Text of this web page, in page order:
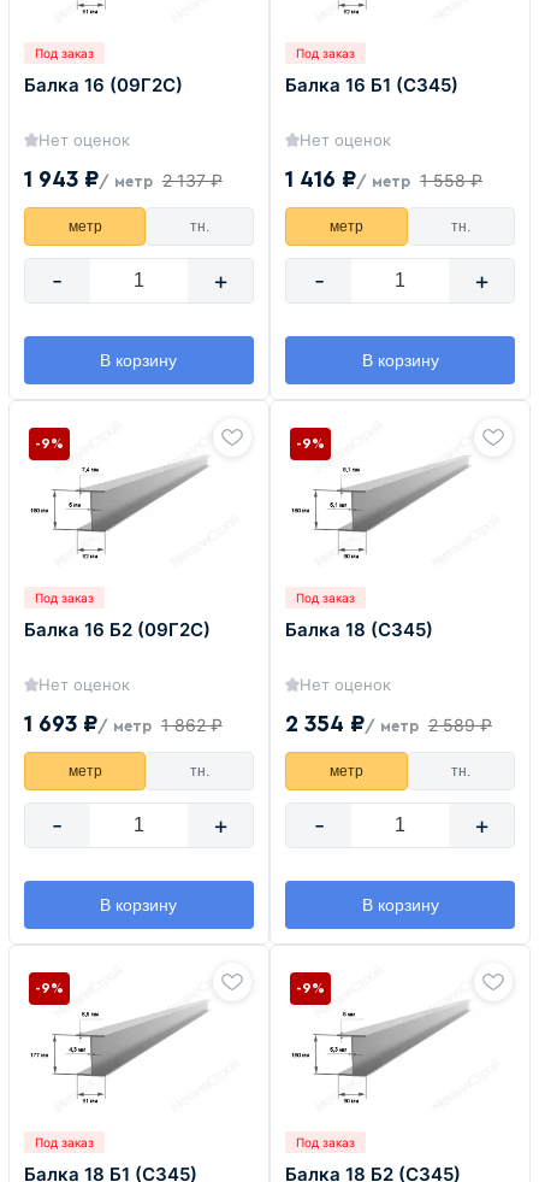
Под заказ
Балка 16 (09Г2С)
Нет оценок
1 943 ₽/ метр 2 137 ₽
метр тн.
- +
В корзину
Под заказ
Балка 16 Б1 (С345)
Нет оценок
1 416 ₽/ метр 1 558 ₽
метр тн.
- +
В корзину
Под заказ
Балка 16 Б2 (09Г2С)
Нет оценок
1 693 ₽/ метр 1 862 ₽
-9%
метр тн.
- +
В корзину
Под заказ
Балка 18 (С345)
Нет оценок
2 354 ₽/ метр 2 589 ₽
-9%
метр тн.
- +
В корзину
Под заказ
Балка 18 Б1 (С345)
-9%
Под заказ
Балка 18 Б2 (С345)
-9%